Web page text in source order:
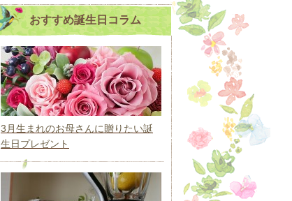
おすすめ誕生日コラム
3月生まれのお母さんに贈りたい誕
生日プレゼント